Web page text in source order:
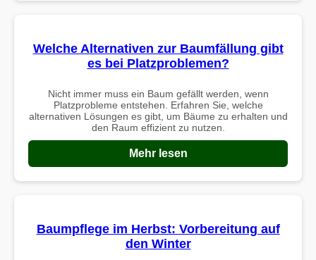
Welche Alternativen zur Baumfällung gibt
es bei Platzproblemen?
Nicht immer muss ein Baum gefällt werden, wenn
Platzprobleme entstehen. Erfahren Sie, welche
alternativen Lösungen es gibt, um Bäume zu erhalten und
den Raum effizient zu nutzen.
Mehr lesen
Baumpflege im Herbst: Vorbereitung auf
den Winter